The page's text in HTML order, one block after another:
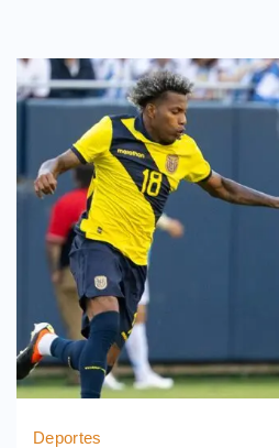
Deportes